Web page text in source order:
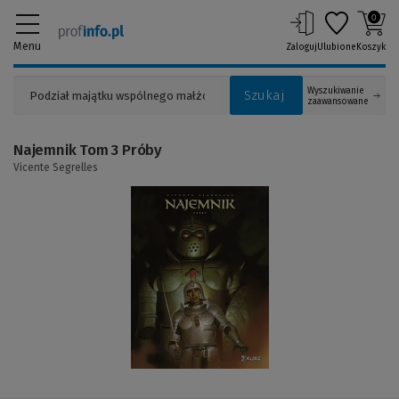
Menu
Szukaj
Wyszukiwanie
zaawansowane
ZalogujUlubione
0
Koszyk
Najemnik Tom 3 Próby
Vicente Segrelles